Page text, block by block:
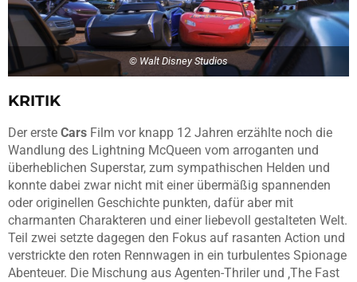
© Walt Disney Studios
KRITIK
Der erste Cars Film vor knapp 12 Jahren erzählte noch die
Wandlung des Lightning McQueen vom arroganten und
überheblichen Superstar, zum sympathischen Helden und
konnte dabei zwar nicht mit einer übermäßig spannenden
oder originellen Geschichte punkten, dafür aber mit
charmanten Charakteren und einer liebevoll gestalteten Welt.
Teil zwei setzte dagegen den Fokus auf rasanten Action und
verstrickte den roten Rennwagen in ein turbulentes Spionage
Abenteuer. Die Mischung aus Agenten-Thriler und ‚The Fast